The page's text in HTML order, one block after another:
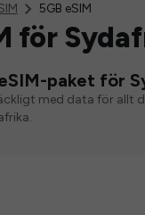
5GB eSIM
för
paket för
med data för allt